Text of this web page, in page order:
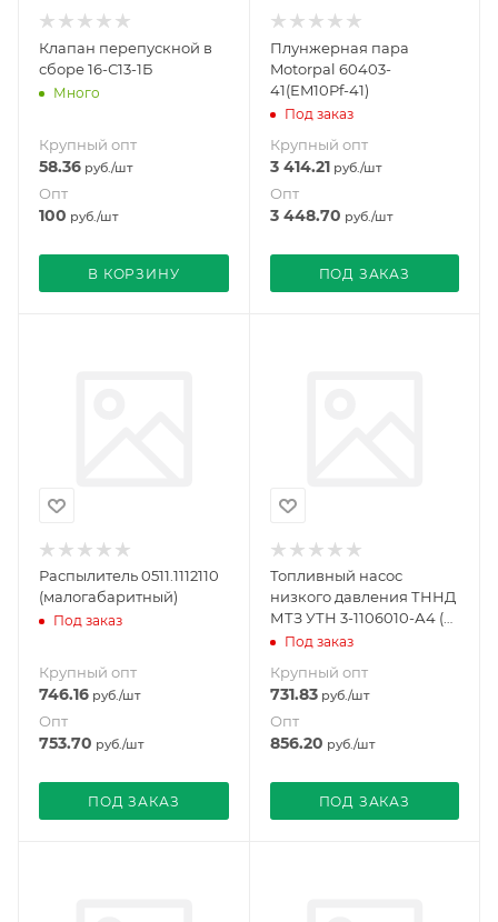
Клапан перепускной в
сборе 16-С13-1Б
Много
Крупный опт
58.36 руб. /шт
Опт
100 руб. /шт
В КОРЗИНУ
Плунжерная пара
Motorpal 60403-
41(EM10Pf-41)
Под заказ
Крупный опт
3 414.21 руб. /шт
Опт
3 448.70 руб. /шт
ПОД ЗАКАЗ
Распылитель 0511.1112110
(малогабаритный)
Под заказ
Крупный опт
746.16 руб./шт
Опт
753.70 руб./шт
ПОД ЗАКАЗ
Топливный насос
низкого давления ТННД
МТЗ УТН 3-1106010-А4 (с
болтами)
Под заказ
Крупный опт
731.83руб./шт
Опт
856.20 руб./шт
ПОД ЗАКАЗ